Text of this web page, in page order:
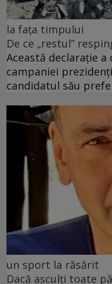
la fața timpului
De ce „restul”
Această declarație
campaniei
candidatul său
un sport la răsărit
Dacă asculți toate